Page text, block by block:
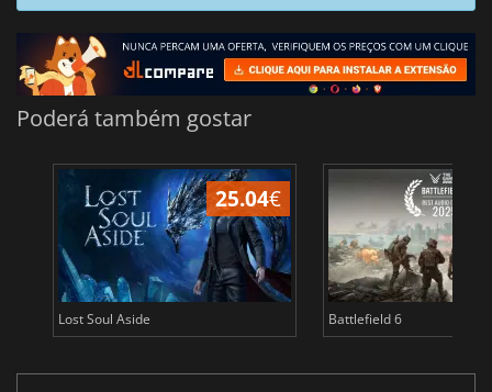
Poderá também gostar
25.04€
Lost Soul Aside Battlefield 6